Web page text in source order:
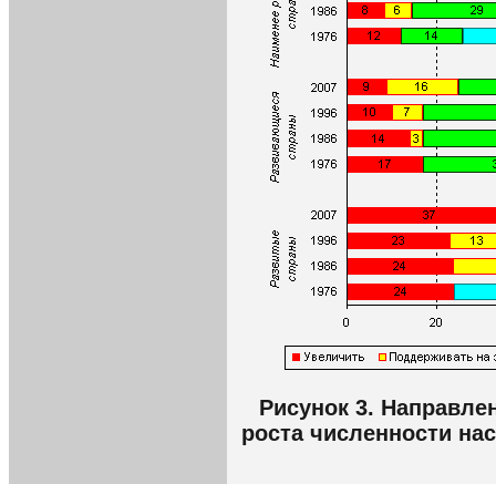
Рисунок 3.
роста численности